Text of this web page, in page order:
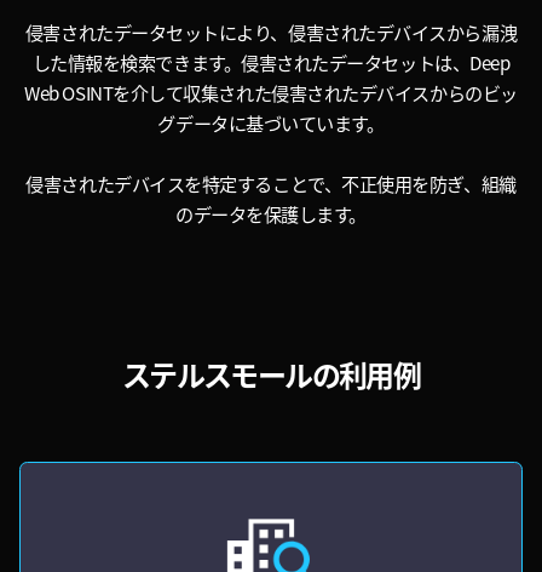
侵害されたデータセットにより、侵害されたデバイスから漏洩
した情報を検索できます。侵害されたデータセットは、Deep
Web OSINTを介して収集された侵害されたデバイスからのビッ
グデータに基づいています。
侵害されたデバイスを特定することで、不正使用を防ぎ、組織
のデータを保護します。
ステルスモールの利用例